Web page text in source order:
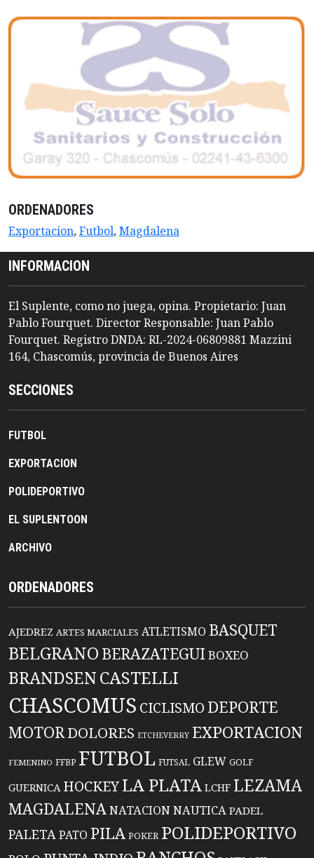
ORDENADORES
Exportacion,Futbol,Magdalena
INFORMACION
El Suplente, como no juega, opina. Propietario: Juan
Pablo Fourquet. Director Responsable: Juan Pablo
Fourquet. Registro DNDA: RL-2024-06809881 Mazzini
164, Chascomús, provincia de Buenos Aires
SECCIONES
FUTBOL
EXPORTACION
POLIDEPORTIVO
EL SUPLENTOON
ARCHIVO
ORDENADORES
AJEDREZ ARTES MARCIALES ATLETISMO BASQUET
BELGRANO BERAZATEGUIBOXEO
BRANDSENCASTELLI
CHASCOMUS CICLISMO DEPORTE
MOTORDOLORES ETCHEVERRY EXPORTACION
FEMENINO FFBP FUTBOL FUTSAL GLEW GOLF
GUERNICA HOCKEYLA PLATA LCHF LEZAMA
MAGDALENANATACIONNAUTICA PADEL
PALETAPATO PILA POKER POLIDEPORTIVO